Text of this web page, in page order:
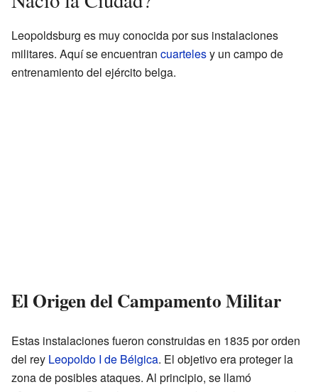
Leopoldsburg es muy conocida por sus instalaciones
militares. Aquí se encuentran cuartelesy un campo de
entrenamiento del ejército belga.
El Origen del Campamento Militar
Estas instalaciones fueron construidas en 1835 por orden
del rey Leopoldo I de Bélgica. El objetivo era proteger la
zona de posibles ataques. Al principio, se llamó